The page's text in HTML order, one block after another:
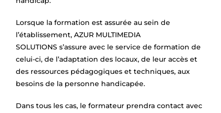
Lorsque la formation est assurée au sein de
l’établissement, AZUR MULTIMEDIA
SOLUTIONS s’assure avec le service de formation de
celui-ci, de l’adaptation des locaux, de leur accès et
des ressources pédagogiques et techniques, aux
besoins de la personne handicapée.
Dans tous les cas, le formateur prendra contact avec